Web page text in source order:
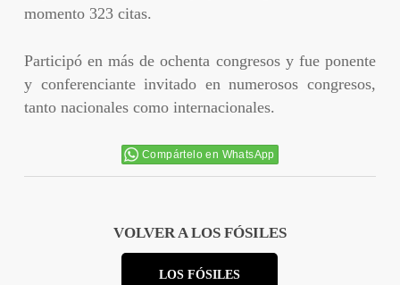
momento 323 citas.
Participó en más de ochenta congresos y fue ponente
y conferenciante invitado en numerosos congresos,
tanto nacionales como internacionales.
Compártelo en WhatsApp
VOLVER A LOS FÓSILES
LOS FÓSILES